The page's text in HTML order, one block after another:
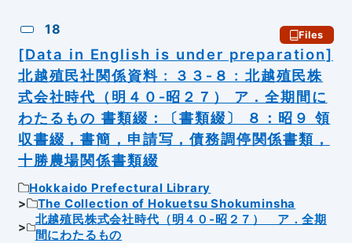
18 Files
[Data in English is under preparation]
北越殖民社関係資料 : ３３‐８ : 北越殖民株
式会社時代（明４０‐昭２７） ア．全期間に
わたるもの 書類綴：〔書類綴〕 ８：昭９ 領
収書綴，書簡，申請写，債務調停関係書類，
十勝農場関係書類綴
Hokkaido Prefectural Library
The Collection of Hokuetsu Shokuminsha
北越殖民株式会社時代（明４０‐昭２７） ア．全期
間にわたるもの